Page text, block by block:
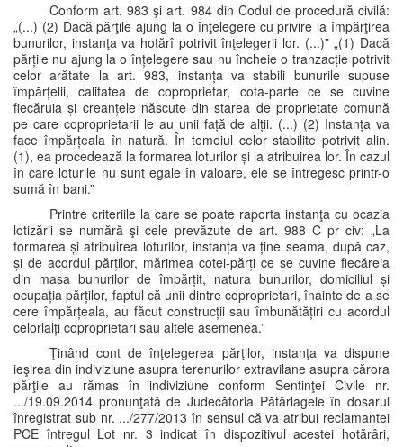
Conform art. 983 şi art. 984 din Codul de procedură civilă:
„(...) (2) Dacă părţile ajung la o înţelegere cu privire la împărţirea
bunurilor, instanţa va hotărî potrivit înţelegerii lor. (...)” „(1) Dacă
părțile nu ajung la o înțelegere sau nu încheie o tranzacție potrivit
celor arătate la art. 983, instanța va stabili bunurile supuse
împărțelii, calitatea de coproprietar, cota-parte ce se cuvine
fiecăruia și creanțele născute din starea de proprietate comună
pe care coproprietarii le au unii față de alții. (...) (2) Instanța va
face împărțeala în natură. În temeiul celor stabilite potrivit alin.
(1), ea procedează la formarea loturilor și la atribuirea lor. În cazul
în care loturile nu sunt egale în valoare, ele se întregesc printr-o
sumă în bani.”
Printre criteriile la care se poate raporta instanţa cu ocazia
lotizării se numără şi cele prevăzute de art. 988 C pr civ: „La
formarea și atribuirea loturilor, instanța va ține seama, după caz,
și de acordul părților, mărimea cotei-părți ce se cuvine fiecăreia
din masa bunurilor de împărțit, natura bunurilor, domiciliul și
ocupația părților, faptul că unii dintre coproprietari, înainte de a se
cere împărțeala, au făcut construcții sau îmbunătățiri cu acordul
celorlalți coproprietari sau altele asemenea.”
Ţinând cont de înţelegerea părţilor, instanţa va dispune
ieşirea din indiviziune asupra terenurilor extravilane asupra cărora
părţile au rămas în indiviziune conform Sentinţei Civile nr.
.../19.09.2014 pronunţată de Judecătoria Pătârlagele în dosarul
înregistrat sub nr. .../277/2013 în sensul că va atribui reclamantei
PCE întregul Lot nr. 3 indicat în dispozitivul acestei hotărâri,